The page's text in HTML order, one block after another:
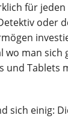
für
oder
wo man
und Tablets
sich einig: